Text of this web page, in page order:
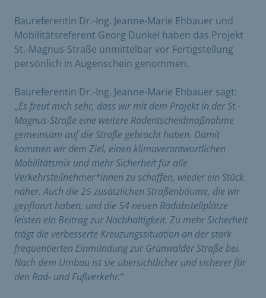
Baureferentin Dr.-Ing. Jeanne-Marie Ehbauer und
Mobilitätsreferent Georg Dunkel haben das Projekt
St.-Magnus-Straße unmittelbar vor Fertigstellung
persönlich in Augenschein genommen.
Baureferentin Dr.-Ing. Jeanne-Marie Ehbauer sagt:
„Es freut mich sehr, dass wir mit dem Projekt in der St.-
Magnus-Straße eine weitere Radentscheidmaßnahme
gemeinsam auf die Straße gebracht haben. Damit
kommen wir dem Ziel, einen klimaverantwortlichen
Mobilitätsmix und mehr Sicherheit für alle
Verkehrsteilnehmer*innen zu schaffen, wieder ein Stück
näher. Auch die 25 zusätzlichen Straßenbäume, die wir
gepflanzt haben, und die 54 neuen Radabstellplätze
leisten ein Beitrag zur Nachhaltigkeit. Zu mehr Sicherheit
trägt die verbesserte Kreuzungssituation an der stark
frequentierten Einmündung zur Grünwalder Straße bei.
Nach dem Umbau ist sie übersichtlicher und sicherer für
den Rad- und Fußverkehr.“